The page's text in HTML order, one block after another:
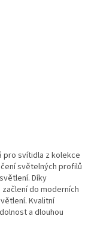
pro svítidla z kolekce
světelných profilů
Díky
do moderních
Kvalitní
a dlouhou